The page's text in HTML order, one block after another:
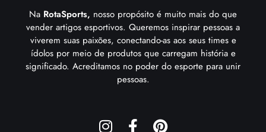
Na RotaSports, nosso propósito é muito mais do que
vender artigos esportivos. Queremos inspirar pessoas a
viverem suas paixões, conectando-as aos seus times e
ídolos por meio de produtos que carregam história e
significado. Acreditamos no poder do esporte para unir
pessoas.